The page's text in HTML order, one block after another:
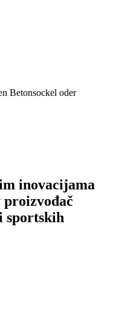
Betonsockel oder
inovacijama
sportskih